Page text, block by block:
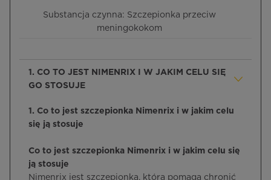
Substancja czynna: Szczepionka przeciw
meningokokom
1. CO TO JEST NIMENRIX I W JAKIM CELU SIĘ
GO STOSUJE
1. Co to jest szczepionka Nimenrix i w jakim celu
się ją stosuje
Co to jest szczepionka Nimenrix i w jakim celu się
ją stosuje
Nimenrix jest szczepionką, która pomaga chronić